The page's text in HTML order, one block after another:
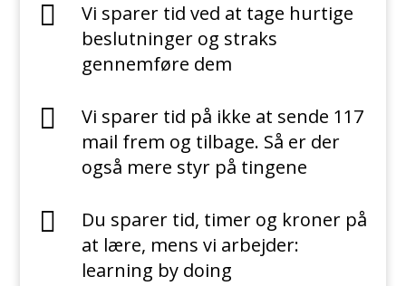

Vi sparer tid ved at tage hurtige
beslutninger og straks
gennemføre dem

Vi sparer tid på ikke at sende 117
mail frem og tilbage. Så er der
også mere styr på tingene

Du sparer tid, timer og kroner på
at lære, mens vi arbejder:
learning by doing